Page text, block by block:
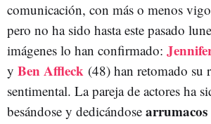
comunicación, con más o menos
pero no ha sido hasta este pasado
imágenes lo han confirmado:
y Ben Affleck (48) han retomado su
sentimental. La pareja de actores ha
besándose y dedicándose